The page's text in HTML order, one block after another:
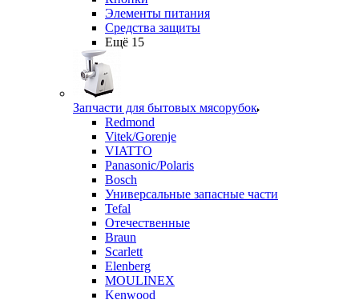
Элементы питания
Средства защиты
Ещё 15
Запчасти для бытовых мясорубок
Redmond
Vitek/Gorenje
VIATTO
Panasonic/Polaris
Bosch
Универсальные запасные части
Tefal
Отечественные
Braun
Scarlett
Elenberg
MOULINEX
Kenwood